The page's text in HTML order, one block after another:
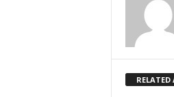
RELATED